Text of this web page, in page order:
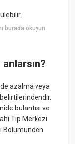
burada okuyun:
azalma veya
bulantısı ve
Tıp Merkezi
Bölümünden